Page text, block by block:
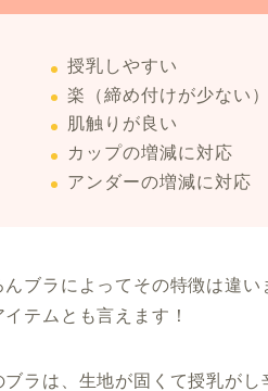
授乳しやすい
楽（締め付けが少ない）
肌触りが良い
カップの増減に対応
アンダーの増減に対応
んブラによってその特徴は違
イテムとも言えます！
ラは、 生地が固くて授乳がし